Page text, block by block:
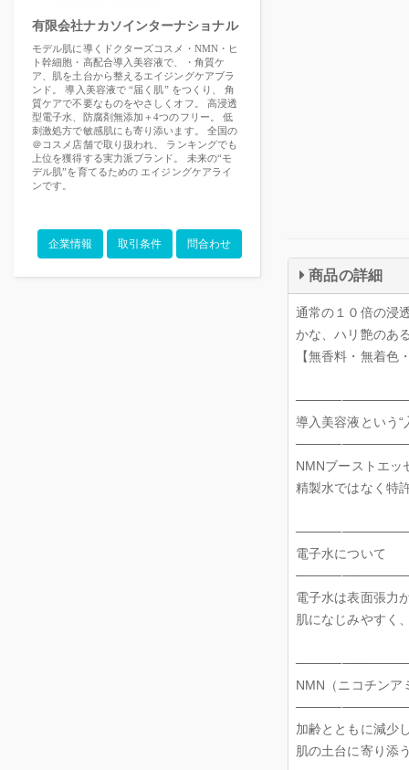
有限会社ナカソインターナショナル
モデル肌に導くドクターズコスメ・NMN・ヒ
ト幹細胞・高配合導入美容液で、・角質ケ
ア、肌を土台から整えるエイジングケアブラ
ンド。 導入美容液で “届く肌” をつくり、 角
質ケアで不要なものをやさしくオフ。 高浸透
型電子水、防腐剤無添加＋4つのフリー。 低
刺激処方で敏感肌にも寄り添います。 全国の
＠コスメ店舗で取り扱われ、 ランキングでも
上位を獲得する実力派ブランド。 未来の“モ
デル肌”を育てるための エイジングケアライ
ンです。
企業情報 取引条件 問合わせ
商品の詳細
通常の１０倍の浸
かな、ハリ艶のあ
【無香料・無着色
導入美容液という“
NMNブーストエッ
精製水ではなく特
電子水について
電子水は表面張力
肌になじみやすく
NMN（ニコチンア
加齢とともに減少
肌の土台に寄り添